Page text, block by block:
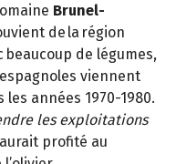
Brunel-
de la région
beaucoup de légumes,
viennent
années 1970-1980.
les exploitations
profité au